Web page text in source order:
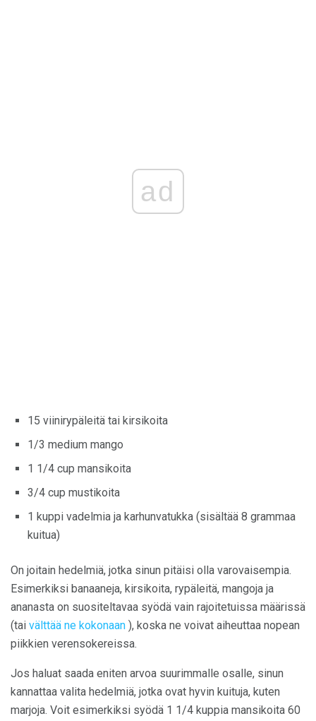
ad
15 viinirypäleitä tai kirsikoita
1/3 medium mango
1 1/4 cup mansikoita
3/4 cup mustikoita
1 kuppi vadelmia ja karhunvatukka (sisältää 8 grammaa
kuitua)
On joitain hedelmiä, jotka sinun pitäisi olla varovaisempia.
Esimerkiksi banaaneja, kirsikoita, rypäleitä, mangoja ja
ananasta on suositeltavaa syödä vain rajoitetuissa määrissä
(tai välttää ne kokonaan ), koska ne voivat aiheuttaa nopean
piikkien verensokereissa.
Jos haluat saada eniten arvoa suurimmalle osalle, sinun
kannattaa valita hedelmiä, jotka ovat hyvin kuituja, kuten
marjoja. Voit esimerkiksi syödä 1 1/4 kuppia mansikoita 60